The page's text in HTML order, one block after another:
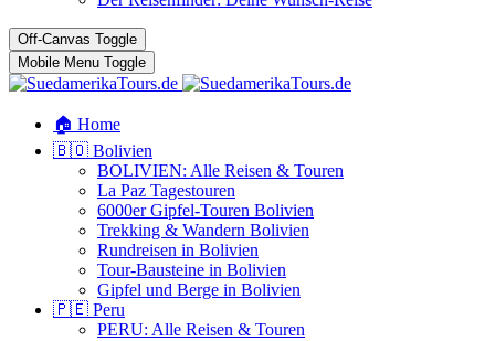
Off-Canvas Toggle
Mobile Menu Toggle
🏠 Home
🇧🇴 Bolivien
BOLIVIEN: Alle Reisen & Touren
La Paz Tagestouren
6000er Gipfel-Touren Bolivien
Trekking & Wandern Bolivien
Rundreisen in Bolivien
Tour-Bausteine in Bolivien
Gipfel und Berge in Bolivien
🇵🇪 Peru
PERU: Alle Reisen & Touren